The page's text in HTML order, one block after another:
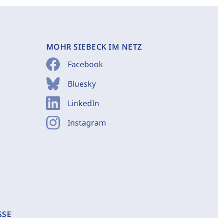
MOHR SIEBECK IM NETZ
Facebook
Bluesky
LinkedIn
Instagram